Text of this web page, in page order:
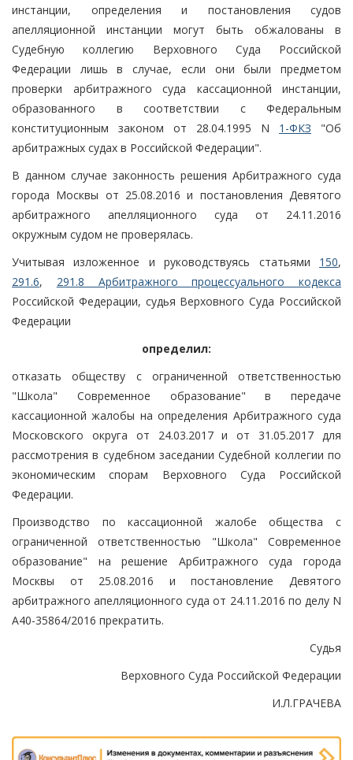
инстанции, определения и постановления судов
апелляционной инстанции могут быть обжалованы в
Судебную коллегию Верховного Суда Российской
Федерации лишь в случае, если они были предметом
проверки арбитражного суда кассационной инстанции,
образованного в соответствии с Федеральным
конституционным законом от 28.04.1995 N 1-ФКЗ "Об
арбитражных судах в Российской Федерации".
В данном случае законность решения Арбитражного суда
города Москвы от 25.08.2016 и постановления Девятого
арбитражного апелляционного суда от 24.11.2016
окружным судом не проверялась.
Учитывая изложенное и руководствуясь статьями 150,
291.6, 291.8 Арбитражного процессуального кодекса
Российской Федерации, судья Верховного Суда Российской
Федерации
определил:
отказать обществу с ограниченной ответственностью
"Школа" Современное образование" в передаче
кассационной жалобы на определения Арбитражного суда
Московского округа от 24.03.2017 и от 31.05.2017 для
рассмотрения в судебном заседании Судебной коллегии по
экономическим спорам Верховного Суда Российской
Федерации.
Производство по кассационной жалобе общества с
ограниченной ответственностью "Школа" Современное
образование" на решение Арбитражного суда города
Москвы от 25.08.2016 и постановление Девятого
арбитражного апелляционного суда от 24.11.2016 по делу N
А40-35864/2016 прекратить.
Судья
Верховного Суда Российской Федерации
И.Л.ГРАЧЕВА